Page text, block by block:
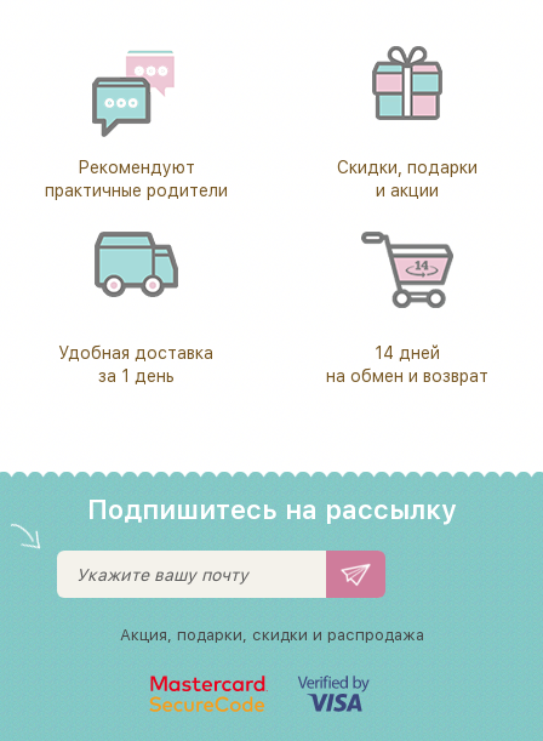
Рекомендуют
практичные родители
Скидки, подарки
и акции
Удобная доставка
за 1 день
14 дней
на обмен и возврат
Подпишитесь на рассылку
Акция, подарки, скидки и распродажа